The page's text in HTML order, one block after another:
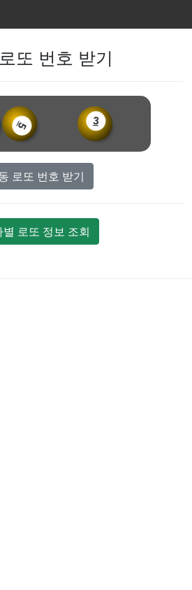
또 번호 받기
5
로또 번호 받기
별 로또 정보 조회